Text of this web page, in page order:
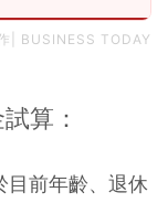
| BUSINESS TODAY
算：
目前年齡、退休